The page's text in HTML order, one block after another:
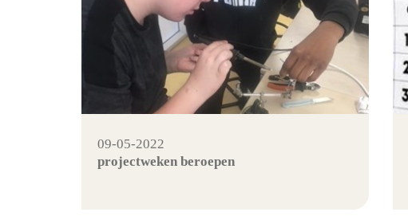
09-05-2022
projectweken beroepen